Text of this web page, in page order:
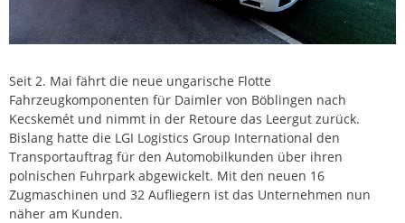
Seit 2. Mai fährt die neue ungarische Flotte
Fahrzeugkomponenten für Daimler von Böblingen nach
Kecskemét und nimmt in der Retoure das Leergut zurück.
Bislang hatte die LGI Logistics Group International den
Transportauftrag für den Automobilkunden über ihren
polnischen Fuhrpark abgewickelt. Mit den neuen 16
Zugmaschinen und 32 Aufliegern ist das Unternehmen nun
näher am Kunden.